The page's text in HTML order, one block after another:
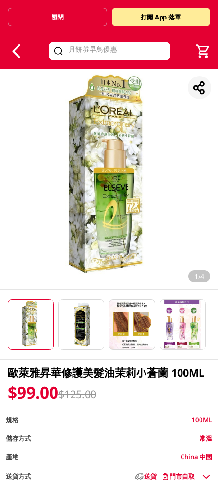
Valid Until 30 June 2026
關閉 打開 App 落單
1/4
歐萊雅昇華修護美髮油茉莉小蒼蘭 100ML
$99.00$125.00
規格 100ML
儲存方式 常溫
產地 China 中國
送貨方式 送貨 門市自取